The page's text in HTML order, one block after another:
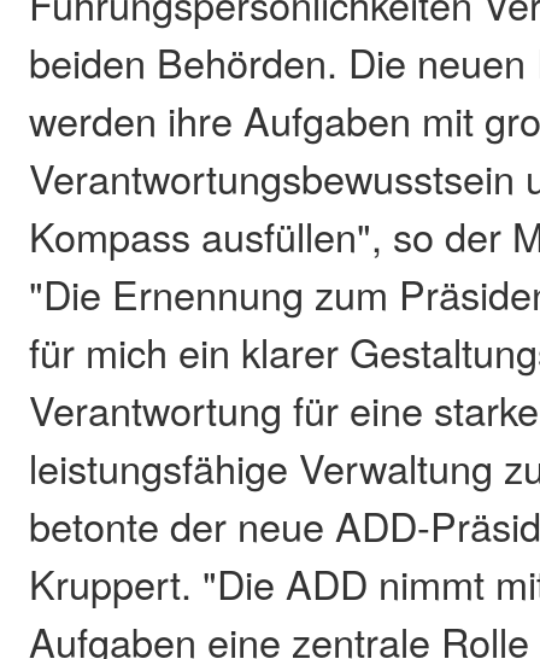
beiden Behörden. Die
werden ihre Aufgaben mit
Verantwortungsbewusstsein
Kompass ausfüllen", so der
"Die Ernennung zum
für mich ein klarer
Verantwortung für eine
leistungsfähige Verwaltung
betonte der neue ADD-
Kruppert. "Die ADD nimmt
Aufgaben eine zentrale